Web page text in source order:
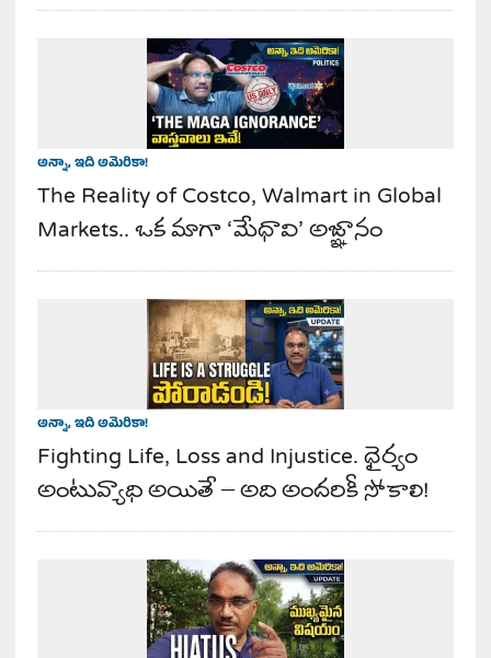
అన్నా, ఇది అమెరికా!
The Reality of Costco, Walmart in Global
Markets.. ఒక మాగా ‘మేధావి’ అజ్ఞానం
అన్నా, ఇది అమెరికా!
Fighting Life, Loss and Injustice. ధైర్యం
అంటువ్యాధి అయితే – అది అందరికీ సోకాలి!